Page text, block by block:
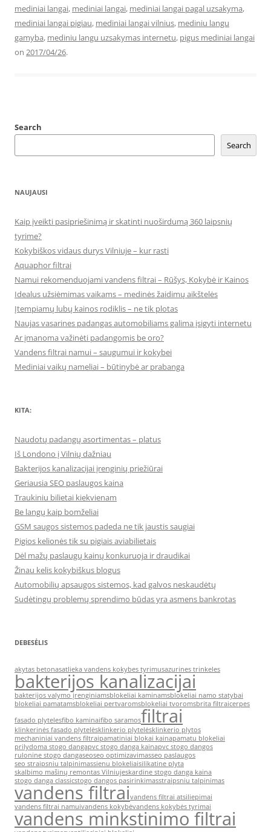
mediniai langai, mediniai langai, mediniai langai pagal uzsakyma,
mediniai langai pigiau, mediniai langai vilnius, mediniu langu
gamyba, mediniu langu uzsakymas internetu, pigus mediniai langai
on 2017/04/26.
Search
Search
NAUJAUSI
Kaip įveikti pasipriešinimą ir skatinti nuoširdumą 360 laipsnių
tyrime?
Kokybiškos vidaus durys Vilniuje – kur rasti
Aquaphor filtrai
Namui rekomenduojami vandens filtrai – Rūšys, Kokybė ir Kainos
Idealus užsiėmimas vaikams – medinės žaidimų aikštelės
Įtempiamų lubų kainos rodiklis – ne tik plotas
Naujas vasarines padangas automobiliams galima įsigyti internetu
Ar įmanoma važinėti padangomis be oro?
Vandens filtrai namui – saugumui ir kokybei
Mediniai vaikų nameliai – būtinybė ar prabanga
KITA:
Naudotų padangų asortimentas – platus
Iš Londono į Vilnių dažniau
Bakterijos kanalizacijai įrenginių priežiūrai
Geriausia SEO paslaugos kaina
Traukiniu bilietai kiekvienam
Be langų kaip bomželiai
GSM saugos sistemos padeda ne tik jaustis saugiai
Pigios kelionės tik su pigiais aviabilietais
Dėl mažų paslaugų kainų konkuruoja ir draudikai
Žinau kelis kokybiškus blogus
Automobilių apsaugos sistemos, kad galvos neskaudėtų
Sudėtingų problemų sprendimo būdas yra asmens bankrotas
DEBESĖLIS
akytas betonasatlieka vandens kokybes tyrimusazurines trinkeles
bakterijos kanalizacijai
bakterijos valymo įrenginiamsblokeliai kaminamsblokeliai namo statybai
blokeliai pamatamsblokeliai pertvaromsblokeliai tvoromsbrita filtraicerpes
fasado plytelesfibo kaminaifibo saramosfiltrai
klinkerinės fasado plytelėsklinkerio plytelėsklinkerio plytos
mechaniniai vandens filtraipamatiniai blokai kainapamatu blokeliai
prilydoma stogo dangapvc stogo danga kainapvc stogo dangos
rulonine stogo dangaseoseo optimizavimasseo paslaugos
seo straipsniu talpinimassienu blokeliaisilikatine plyta
skalbimo mašinų remontas Vilniujeskardine stogo danga kaina
stogo danga classicstogo dangos pasirinkimasstraipsniu talpinimas
vandens filtraivandens filtrai atsiliepimai
vandens filtrai namuivandens kokybėvandens kokybės tyrimai
vandens minkstinimo filtrai